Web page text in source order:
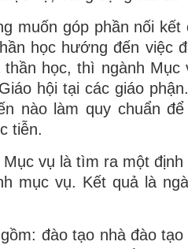
muốn góp phần nối
học hướng đến việc
học, thì ngành Mục
hội tại các giáo
nào làm quy chuẩn
tiễn.
vụ là tìm ra một
mục vụ. Kết quả là
đào tạo nhà đào